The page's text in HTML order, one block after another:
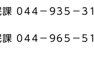
課 044－935－
課 044－965－